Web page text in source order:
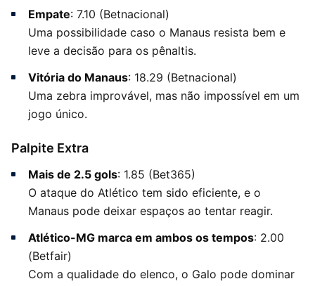
Empate: 7.10 (Betnacional)
Uma possibilidade caso o Manaus resista bem e
leve a decisão para os pênaltis.
Vitória do Manaus: 18.29 (Betnacional)
Uma zebra improvável, mas não impossível em um
jogo único.
Palpite Extra
Mais de 2.5 gols: 1.85 (Bet365)
O ataque do Atlético tem sido eficiente, e o
Manaus pode deixar espaços ao tentar reagir.
Atlético-MG marca em ambos os tempos: 2.00
(Betfair)
Com a qualidade do elenco, o Galo pode dominar